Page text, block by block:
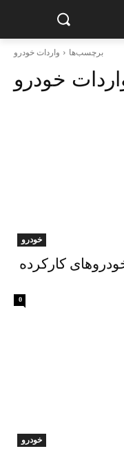
برچسب‌ها واردات خودرو
خودرو
خودرو
کارکرده
0
خودرو